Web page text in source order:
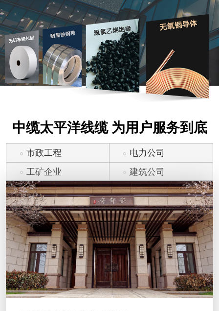
中缆太平洋线缆 为用户服务到底
市政工程
电力公司
工矿企业
建筑公司